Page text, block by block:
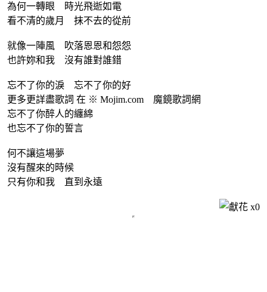
為何一轉眼 時光飛逝如電
看不清的歲月 抹不去的從前
就像一陣風 吹落恩恩和怨怨
也許妳和我 沒有誰對誰錯
忘不了你的淚 忘不了你的好
更多更詳盡歌詞 在 ※ Mojim.com 魔鏡歌詞網
忘不了你醉人的纏綿
也忘不了你的誓言
何不讓這場夢
沒有醒來的時候
只有你和我 直到永遠
x0